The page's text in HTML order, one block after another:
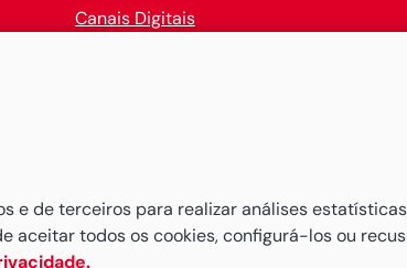
Canais Digitais
e de terceiros para realizar análises
aceitar todos os cookies, configurá-los ou